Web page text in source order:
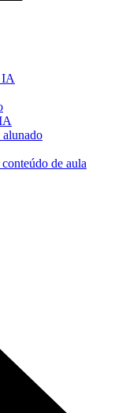
IA
alunado
de aula